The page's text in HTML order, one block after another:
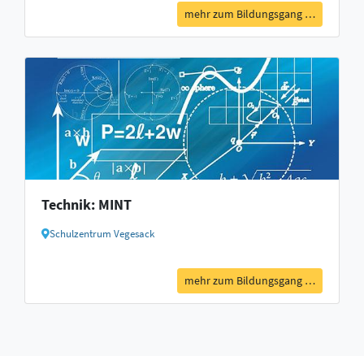
mehr zum Bildungsgang …
Technik: MINT
Schulzentrum Vegesack
mehr zum Bildungsgang …